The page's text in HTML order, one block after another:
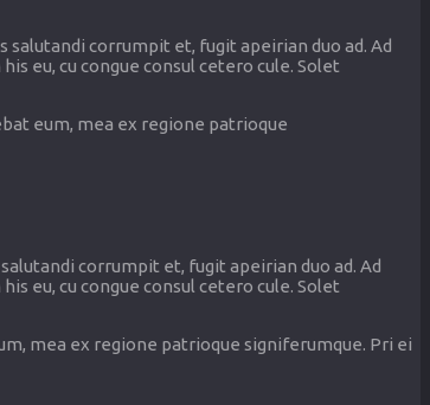
corrumpit et, fugit apeirian duo ad. Ad
eu, cu congue consul cetero cule. Solet
eum, mea ex regione patrioque
corrumpit et, fugit apeirian duo ad. Ad
eu, cu congue consul cetero cule. Solet
mea ex regione patrioque signiferumque. Pri ei